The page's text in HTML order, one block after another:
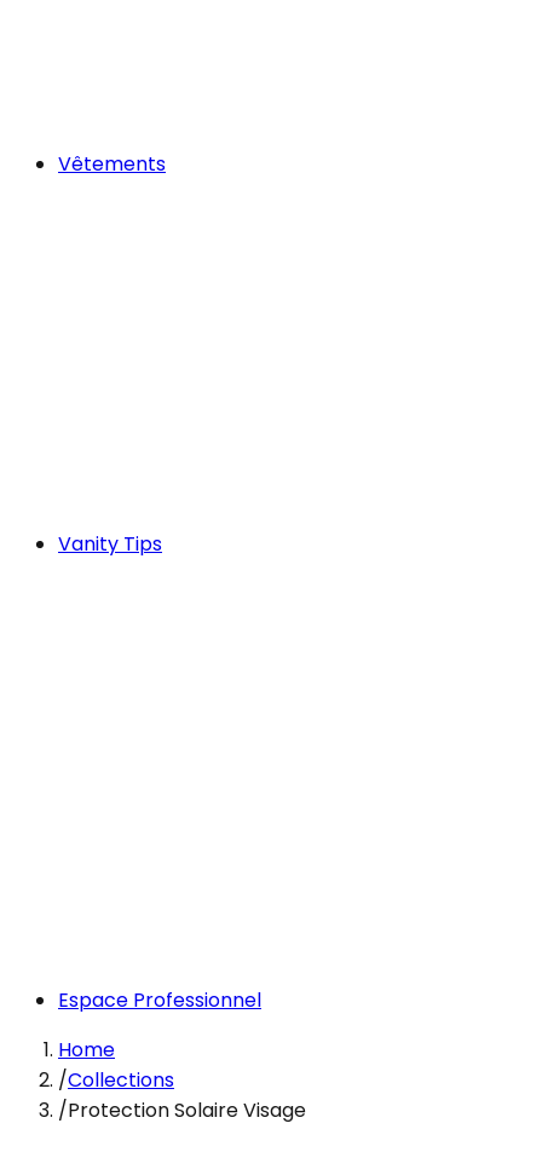
Vêtements
Vanity Tips
Espace Professionnel
Home
/Collections
/Protection Solaire Visage